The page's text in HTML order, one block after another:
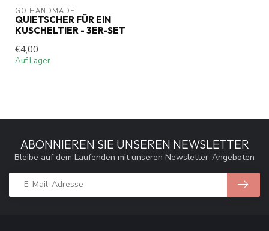
GO HANDMADE
QUIETSCHER FÜR EIN
KUSCHELTIER - 3ER-SET
€4,00
Auf Lager
ABONNIEREN SIE UNSEREN NEWSLETTER
Bleibe auf dem Laufenden mit unseren Newsletter-Angeboten